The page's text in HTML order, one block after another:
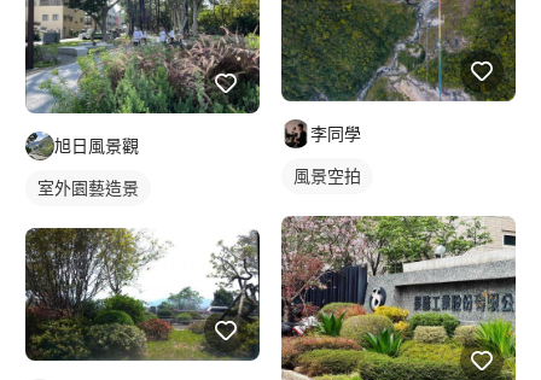
旭日風景觀
室外園藝造景
李同學
風景空拍